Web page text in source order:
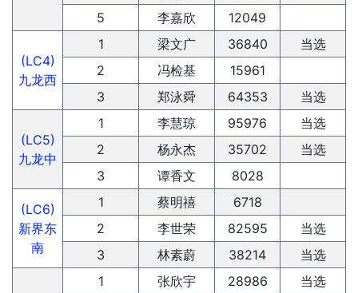
5
李嘉欣 12049
(LC4)
九龙西
1 梁文广 36840
当选
2
冯检基
15961
3
郑泳舜 64353 当选
(LC5)
九龙中
1 李慧琼 95976
当选
2
杨永杰 35702
当选
3
谭香文 8028
(LC6)
新界东
南
1 蔡明禧
6718
2
李世荣 82595
当选
3
林素蔚 38214 当选
1 张欣宇 28986
当选